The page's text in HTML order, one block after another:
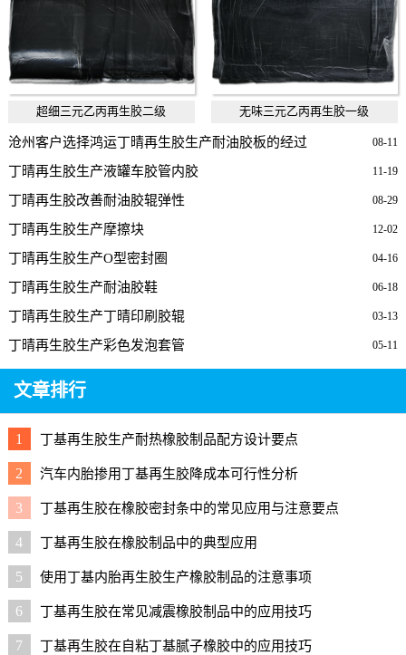
超细三元乙丙再生胶二级 无味三元乙丙再生胶一级
08-11
沧州客户选择鸿运丁晴再生胶生产耐油胶板的经过
11-19
丁晴再生胶生产液罐车胶管内胶
08-29
丁晴再生胶改善耐油胶辊弹性
12-02
丁晴再生胶生产摩擦块
04-16
丁晴再生胶生产O型密封圈
06-18
丁晴再生胶生产耐油胶鞋
03-13
丁晴再生胶生产丁晴印刷胶辊
05-11
丁晴再生胶生产彩色发泡套管
文章排行
1 丁基再生胶生产耐热橡胶制品配方设计要点
2 汽车内胎掺用丁基再生胶降成本可行性分析
3 丁基再生胶在橡胶密封条中的常见应用与注意要点
4 丁基再生胶在橡胶制品中的典型应用
5 使用丁基内胎再生胶生产橡胶制品的注意事项
6 丁基再生胶在常见减震橡胶制品中的应用技巧
7 丁基再生胶在自粘丁基腻子橡胶中的应用技巧